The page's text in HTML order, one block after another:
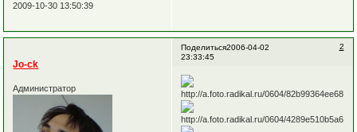
2009-10-30 13:50:39
Поделиться 2
2006-04-02
23:33:45
Jo-ck
Администратор